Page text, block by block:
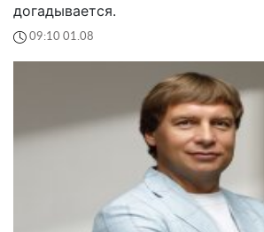
догадывается.
09:10 01.08